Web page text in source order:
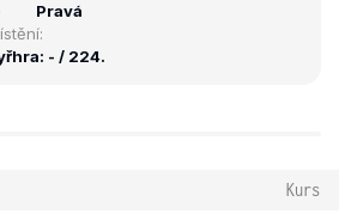
Pravá
- / 224.
Kurs